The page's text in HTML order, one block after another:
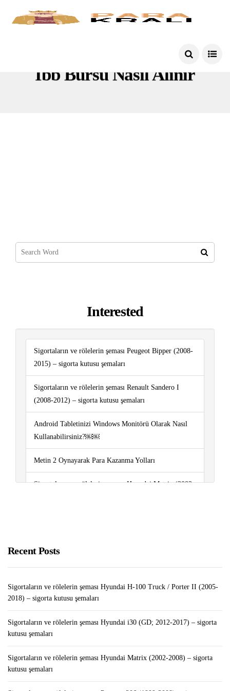
Ibb Bursu Nasıl Alınır
Interested
Sigortaların ve rölelerin şeması Peugeot Bipper (2008-
2015) – sigorta kutusu şemaları
Sigortaların ve rölelerin şeması Renault Sandero I
(2008-2012) – sigorta kutusu şemaları
Android Tabletinizi Windows Monitörü Olarak Nasıl
Kullanabilirsiniz?￼￼
Metin 2 Oynayarak Para Kazanma Yolları
Sigortaların ve rölelerin şeması Hyundai Matrix (2002-
Recent Posts
Sigortaların ve rölelerin şeması Hyundai H-100 Truck / Porter II (2005-
2018) – sigorta kutusu şemaları
Sigortaların ve rölelerin şeması Hyundai i30 (GD; 2012-2017) – sigorta
kutusu şemaları
Sigortaların ve rölelerin şeması Hyundai Matrix (2002-2008) – sigorta
kutusu şemaları